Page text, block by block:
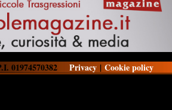
01974570382 Privacy | Cookie policy